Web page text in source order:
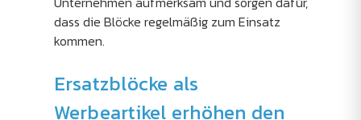
dass die Blöcke regelmäßig zum Einsatz
kommen.
Ersatzblöcke als
Werbeartikel erhöhen den